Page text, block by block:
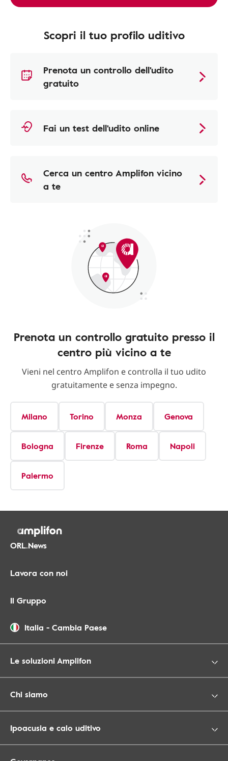
Scopri il tuo profilo uditivo
Prenota un controllo dell'udito
gratuito
Fai un test dell'udito online
Cerca un centro Amplifon vicino
a te
Prenota un controllo gratuito presso il
centro più vicino a te
Vieni nel centro Amplifon e controlla il tuo udito
gratuitamente e senza impegno.
Milano Torino Monza Genova
Bologna Firenze Roma Napoli
Palermo
ORL.News
Lavora con noi
Il Gruppo
Italia - Cambia Paese
Le soluzioni Amplifon
Chi siamo
Ipoacusia e calo uditivo